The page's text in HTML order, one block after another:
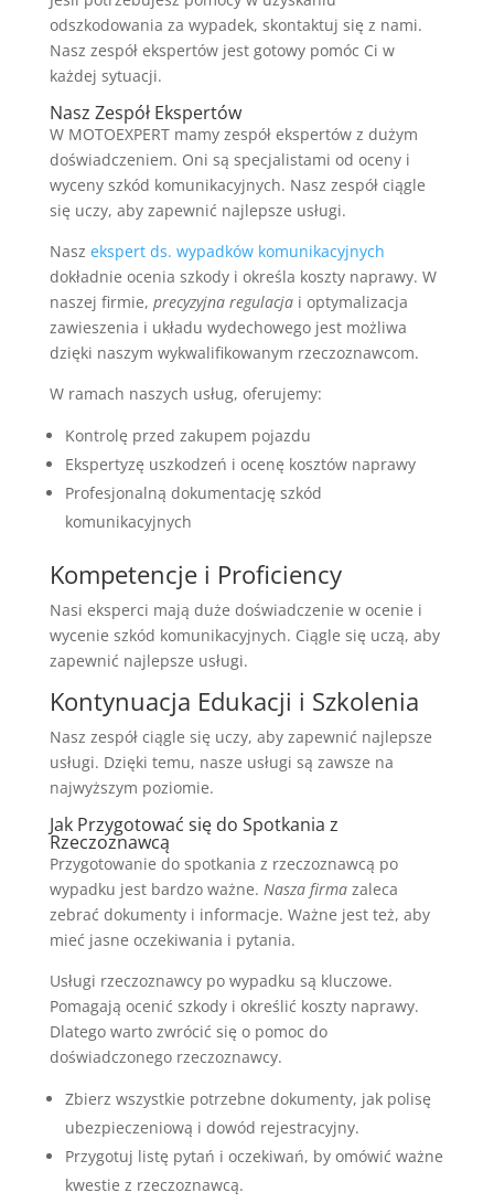
odszkodowania za wypadek, skontaktuj się z nami.
Nasz zespół ekspertów jest gotowy pomóc Ci w
każdej sytuacji.
Nasz Zespół Ekspertów
W MOTOEXPERT mamy zespół ekspertów z dużym
doświadczeniem. Oni są specjalistami od oceny i
wyceny szkód komunikacyjnych. Nasz zespół ciągle
się uczy, aby zapewnić najlepsze usługi.
Nasz ekspert ds. wypadków komunikacyjnych
dokładnie ocenia szkody i określa koszty naprawy. W
naszej firmie, precyzyjna regulacjai optymalizacja
zawieszenia i układu wydechowego jest możliwa
dzięki naszym wykwalifikowanym rzeczoznawcom.
W ramach naszych usług, oferujemy:
Kontrolę przed zakupem pojazdu
Ekspertyzę uszkodzeń i ocenę kosztów naprawy
Profesjonalną dokumentację szkód
komunikacyjnych
Kompetencje i Proficiency
Nasi eksperci mają duże doświadczenie w ocenie i
wycenie szkód komunikacyjnych. Ciągle się uczą, aby
zapewnić najlepsze usługi.
Kontynuacja Edukacji i Szkolenia
Nasz zespół ciągle się uczy, aby zapewnić najlepsze
usługi. Dzięki temu, nasze usługi są zawsze na
najwyższym poziomie.
Jak Przygotować się do Spotkania z
Rzeczoznawcą
Przygotowanie do spotkania z rzeczoznawcą po
wypadku jest bardzo ważne. Nasza firmazaleca
zebrać dokumenty i informacje. Ważne jest też, aby
mieć jasne oczekiwania i pytania.
Usługi rzeczoznawcy po wypadku są kluczowe.
Pomagają ocenić szkody i określić koszty naprawy.
Dlatego warto zwrócić się o pomoc do
doświadczonego rzeczoznawcy.
Zbierz wszystkie potrzebne dokumenty, jak polisę
ubezpieczeniową i dowód rejestracyjny.
Przygotuj listę pytań i oczekiwań, by omówić ważne
kwestie z rzeczoznawcą.